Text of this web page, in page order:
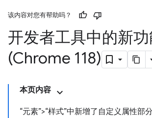
该内容对您有帮助吗？
开发者工具中的新
(Chrome 118)
本页内容
“元素”>“样式”中新增了自定义属性部分